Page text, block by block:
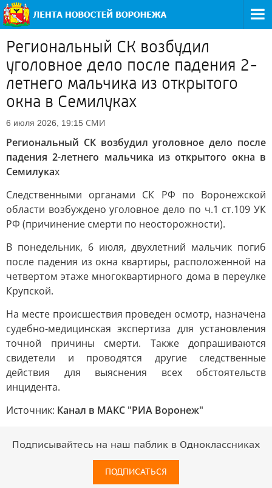
Региональный СК возбудил
уголовное дело после падения 2-
летнего мальчика из открытого
окна в Семилуках
6 июля 2026, 19:15 СМИ
Региональный СК возбудил уголовное дело после
падения 2-летнего мальчика из открытого окна в
Семилуках
Следственными органами СК РФ по Воронежской
области возбуждено уголовное дело по ч.1 ст.109 УК
РФ (причинение смерти по неосторожности).
В понедельник, 6 июля, двухлетний мальчик погиб
после падения из окна квартиры, расположенной на
четвертом этаже многоквартирного дома в переулке
Крупской.
На месте происшествия проведен осмотр, назначена
судебно-медицинская экспертиза для установления
точной причины смерти. Также допрашиваются
свидетели и проводятся другие следственные
действия для выяснения всех обстоятельств
инцидента.
Источник: Канал в МАКС "РИА Воронеж"
Подписывайтесь на наш паблик в Одноклассниках
ПОДПИСАТЬСЯ